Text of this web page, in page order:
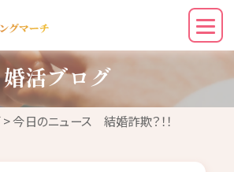
婚活ブログ
> 今日のニュース 結婚詐欺？！！